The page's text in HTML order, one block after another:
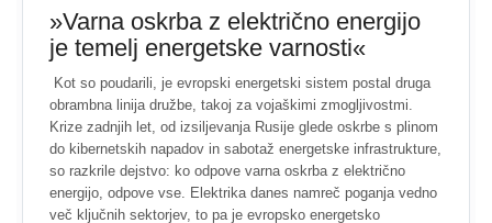
»Varna oskrba z električno energijo
je temelj energetske varnosti«
Kot so poudarili, je evropski energetski sistem postal druga
obrambna linija družbe, takoj za vojaškimi zmogljivostmi.
Krize zadnjih let, od izsiljevanja Rusije glede oskrbe s plinom
do kibernetskih napadov in sabotaž energetske infrastrukture,
so razkrile dejstvo: ko odpove varna oskrba z električno
energijo, odpove vse. Elektrika danes namreč poganja vedno
več ključnih sektorjev, to pa je evropsko energetsko